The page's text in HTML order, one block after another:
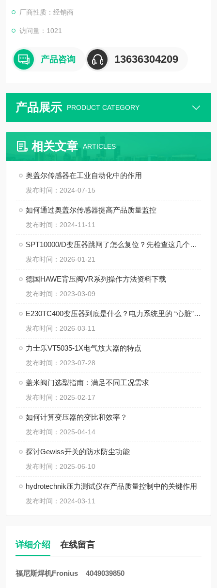
厂商性质：经销商
访问量：1021
产品咨询 13636304209
产品展示 PRODUCT CATEGORY
相关文章 ARTICLES
奥盖尔传感器在工业自动化中的作用
发布时间：2024-07-15
如何通过奥盖尔传感器提高产品质量监控
发布时间：2024-11-11
SPT10000/D变压器跳闸了怎么复位？先检查这几个地方
发布时间：2026-01-21
德国HAWE背压阀VR系列操作方法资料下载
发布时间：2023-03-09
E230TC400变压器到底是什么？电力系统里的 “心脏” 角色
发布时间：2026-03-11
​力士乐VT5035-1X电气放大器的特点
发布时间：2023-07-28
盖米阀门选型指南：满足不同工况需求
发布时间：2025-02-17
如何计算变压器的变比和效率？
发布时间：2025-04-14
探讨Gewiss开关的防水防尘功能
发布时间：2025-06-10
hydrotechnik压力测试仪在产品质量控制中的关键作用
发布时间：2024-03-11
详细介绍 在线留言
福尼斯焊机Fronius 4049039850